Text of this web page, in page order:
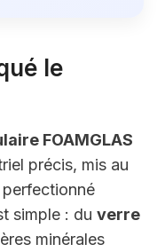
le
FOAMGLAS
précis, mis au
simple : du verre
minérales